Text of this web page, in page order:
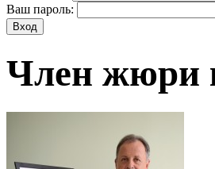
Ваш пароль:
Член жюри